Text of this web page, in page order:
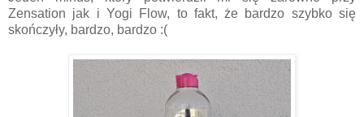
Zensation jak i Yogi Flow, to fakt, że bardzo szybko się
skończyły, bardzo, bardzo :(